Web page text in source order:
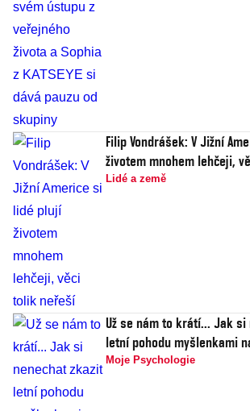
Filip Vondrášek: V Jižní
životem mnohem lehčeji,
Lidé a země
Už se nám to krátí... Jak si
letní pohodu myšlenkami
Moje Psychologie